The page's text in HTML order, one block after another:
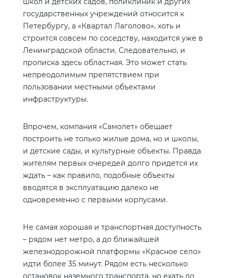
государственных учреждений относится к
Петербургу, а «Квартал Лаголово», хоть и
строится совсем по соседству, находится уже в
Ленинградской области. Следовательно, и
прописка здесь областная. Это может стать
непреодолимым препятствием при
пользовании местными объектами
инфраструктуры.
Впрочем, компания «Самолет» обещает
построить не только жилые дома, но и школы,
и детские сады, и культурные объекты. Правда
жителям первых очередей долго придется их
ждать – как правило, подобные объекты
вводятся в эксплуатацию далеко не
одновременно с первыми корпусами.
Не самая хорошая и транспортная доступность
– рядом нет метро, а до ближайшей
железнодорожной платформы «Красное село»
идти более 35 минут. Рядом есть несколько
остановок наземного транспорта, но ехать до